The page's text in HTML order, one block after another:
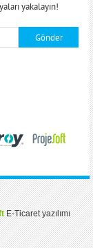
yakalayın!
E-Ticaretyazılımı